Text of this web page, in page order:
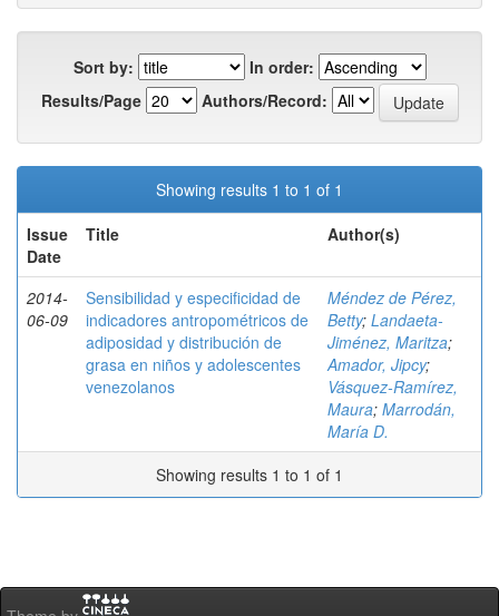
Sort by:
In order:
Results/Page
Authors/Record:
Showing results 1 to 1 of 1
Issue
Date
Title Author(s)
2014-
06-09
Sensibilidad y especificidad de
indicadores antropométricos de
adiposidad y distribución de
grasa en niños y adolescentes
venezolanos
Méndez de Pérez,
Betty; Landaeta-
Jiménez, Maritza;
Amador, Jipcy;
Vásquez-Ramírez,
Maura; Marrodán,
María D.
Showing results 1 to 1 of 1